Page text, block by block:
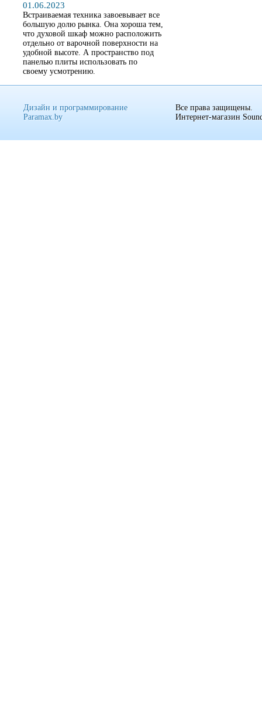
01.06.2023
Встраиваемая техника завоевывает все
большую долю рынка. Она хороша тем,
что духовой шкаф можно расположить
отдельно от варочной поверхности на
удобной высоте. А пространство под
панелью плиты использовать по
своему усмотрению.
Дизайн и программирование
Paramax.by
Все права защищены.
Интернет-магазин